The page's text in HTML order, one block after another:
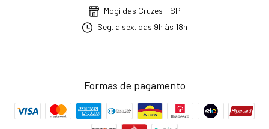
Mogi das Cruzes - SP
Seg. a sex. das 9h às 18h
Formas de pagamento